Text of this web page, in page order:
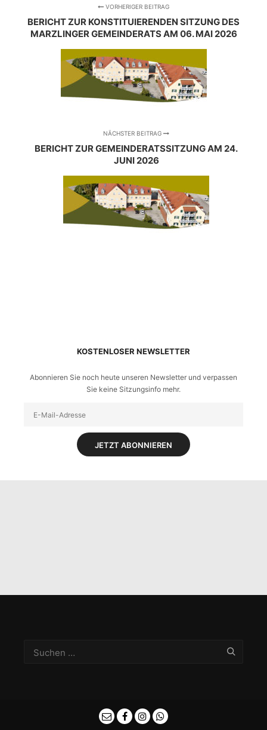
VORHERIGER BEITRAG
BERICHT ZUR KONSTITUIERENDEN SITZUNG DES
MARZLINGER GEMEINDERATS AM 06. MAI 2026
NÄCHSTER BEITRAG
BERICHT ZUR GEMEINDERATSSITZUNG AM 24.
JUNI 2026
KOSTENLOSER NEWSLETTER
Abonnieren Sie noch heute unseren Newsletter und verpassen
Sie keine Sitzungsinfo mehr.